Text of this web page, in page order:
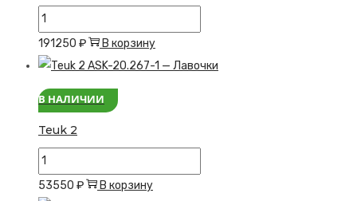
Количество
товара
Soåne
191250 ₽ В корзину
В НАЛИЧИИ
Teuk 2
Количество
товара
53550 ₽ В корзину